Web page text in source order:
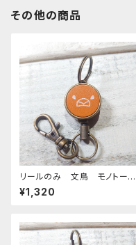
その他の商品
リールのみ 文鳥 モノトー
ン キャメル ぶんちょう ブン
チョウ
¥1,320